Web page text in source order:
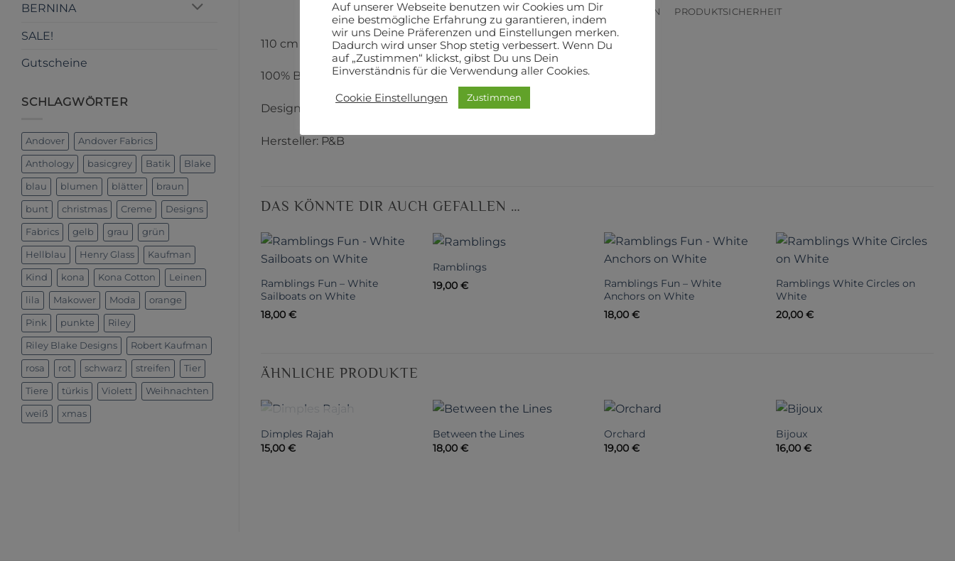
BERNINA
SALE!
Gutscheine
SCHLAGWÖRTER
Andover Andover Fabrics
Anthology basicgrey Batik Blake
blau blumen blätter braun
bunt christmas Creme Designs
Fabrics gelb grau grün
Hellblau Henry Glass Kaufman
Kind kona Kona Cotton Leinen
lila Makower Moda orange
Pink punkte Riley
Riley Blake Designs Robert Kaufman
rosa rot schwarz streifen Tier
Tiere türkis Violett Weihnachten
weiß xmas
BESCHREIBUNG ZUSÄTZLICHE INFORMATIONEN PRODUKTSICHERHEIT
110 cm Breite
100% Baumwolle
Designer: NA
Hersteller: P&B
DAS KÖNNTE DIR AUCH GEFALLEN …
Ramblings Fun – White
Sailboats on White
18,00 €
Ramblings
19,00 €
Ramblings Fun – White
Anchors on White
18,00€
Ramblings White Circles on
White
20,00€
ÄHNLICHE PRODUKTE
NICHT VORRÄTIG
Dimples Rajah
15,00 €
Between the Lines
18,00 €
Orchard
19,00€
Bijoux
16,00€
Auf unserer Webseite benutzen wir Cookies um Dir
eine bestmögliche Erfahrung zu garantieren, indem
wir uns Deine Präferenzen und Einstellungen merken.
Dadurch wird unser Shop stetig verbessert. Wenn Du
auf „Zustimmen“ klickst, gibst Du uns Dein
Einverständnis für die Verwendung aller Cookies.
Cookie Einstellungen Zustimmen